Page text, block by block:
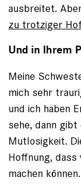
ausbreitet.
zu trotziger
Und in Ihrem
Meine
mich sehr
und ich haben
sehe, dann
Mutlosigkeit.
Hoffnung,
machen können.